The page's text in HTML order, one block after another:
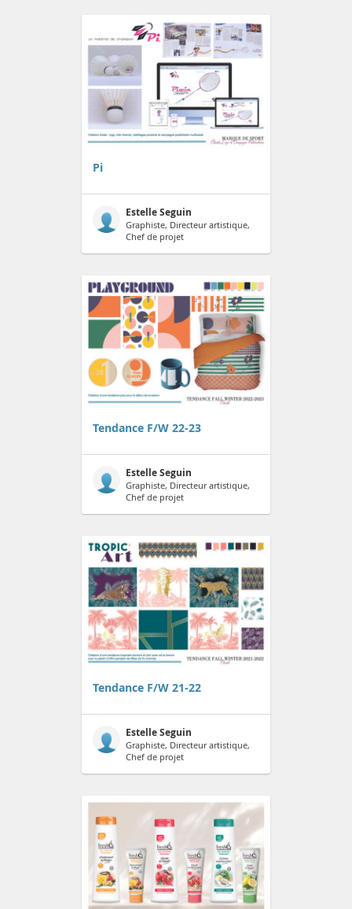
Pi
Estelle Seguin
Graphiste, Directeur artistique,
Chef de projet
Tendance F/W 22-23
Estelle Seguin
Graphiste, Directeur artistique,
Chef de projet
Tendance F/W 21-22
Estelle Seguin
Graphiste, Directeur artistique,
Chef de projet